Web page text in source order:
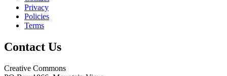
Privacy
Policies
Terms
Contact Us
Creative Commons